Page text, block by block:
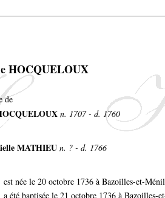
HOCQUELOUX
de
n. 1707 - d. 1760
MATHIEU n. ? - d. 1766
est née le 20 octobre 1736 à Bazoilles-et-
a été baptisée le 21 octobre 1736 à Bazoilles-